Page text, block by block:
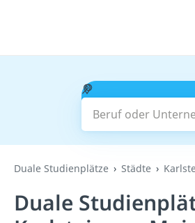
Beruf oder
Duale Studienplätze Städte
Duale